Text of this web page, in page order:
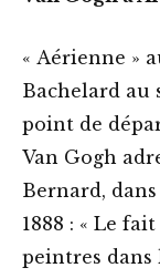
« Aérienne »
Bachelard au
point de
Van Gogh
Bernard,
1888 : « Le
peintres dans